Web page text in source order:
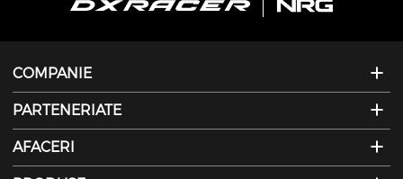
COMPANIE
PARTENERIATE
AFACERI